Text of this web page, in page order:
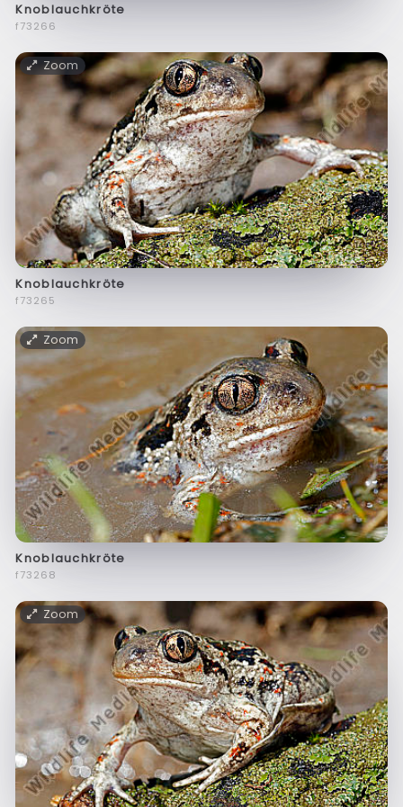
Knoblauchkröte
f73266
Zoom
Knoblauchkröte
f73265
Zoom
Knoblauchkröte
f73268
Zoom